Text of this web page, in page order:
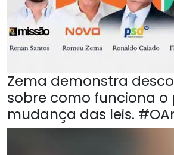
Zema demonstra
sobre como funciona o
mudança das leis.